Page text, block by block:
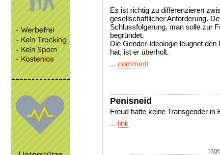
Es ist richtig zu differenzieren
gesellschaftlicher Anforderung.
Schlussfolgerung, man solle zur
begründet.
Die Gender-Ideologie leugnet
hat, ist er überholt.
... comment
Penisneid
Freud hatte keine Transgender in
... link